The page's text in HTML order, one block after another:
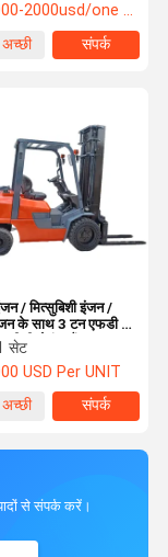
2000usd/one unit
संपर्क
/ मित्सुबिशी इंजन /
के साथ 3 टन एफडी 30
सेकंड हैंड
सेट
USD Per UNIT
संपर्क
से संपर्क करें।